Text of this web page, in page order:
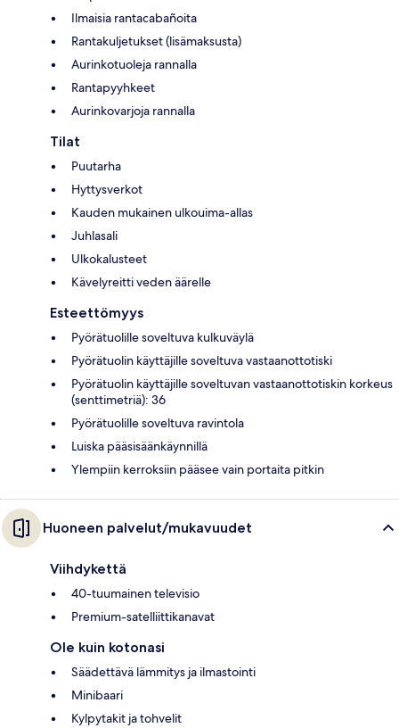
Ilmaisia rantacabañoita
Rantakuljetukset (lisämaksusta)
Aurinkotuoleja rannalla
Rantapyyhkeet
Aurinkovarjoja rannalla
Tilat
Puutarha
Hyttysverkot
Kauden mukainen ulkouima-allas
Juhlasali
Ulkokalusteet
Kävelyreitti veden äärelle
Esteettömyys
Pyörätuolille soveltuva kulkuväylä
Pyörätuolin käyttäjille soveltuva vastaanottotiski
Pyörätuolin käyttäjille soveltuvan vastaanottotiskin korkeus
(senttimetriä): 36
Pyörätuolille soveltuva ravintola
Luiska pääsisäänkäynnillä
Ylempiin kerroksiin pääsee vain portaita pitkin
Huoneen palvelut/mukavuudet
Viihdykettä
40-tuumainen televisio
Premium-satelliittikanavat
Ole kuin kotonasi
Säädettävä lämmitys ja ilmastointi
Minibaari
Kylpytakit ja tohvelit